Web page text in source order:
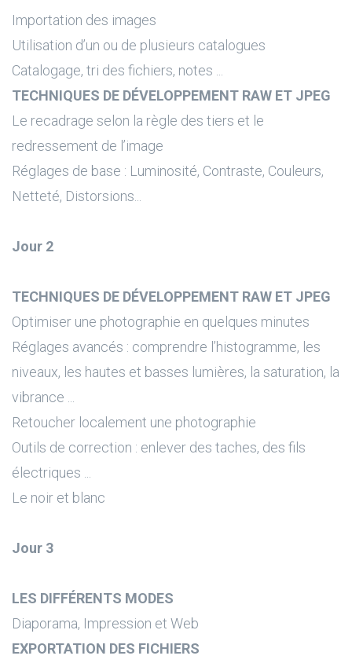
Importation des images
Utilisation d’un ou de plusieurs catalogues
Catalogage, tri des fichiers, notes ...
TECHNIQUES DE DÉVELOPPEMENT RAW ET JPEG
Le recadrage selon la règle des tiers et le
redressement de l’image
Réglages de base : Luminosité, Contraste, Couleurs,
Netteté, Distorsions...
Jour 2
TECHNIQUES DE DÉVELOPPEMENT RAW ET JPEG
Optimiser une photographie en quelques minutes
Réglages avancés : comprendre l’histogramme, les
niveaux, les hautes et basses lumières, la saturation, la
vibrance ...
Retoucher localement une photographie
Outils de correction : enlever des taches, des fils
électriques ...
Le noir et blanc
Jour 3
LES DIFFÉRENTS MODES
Diaporama, Impression et Web
EXPORTATION DES FICHIERS